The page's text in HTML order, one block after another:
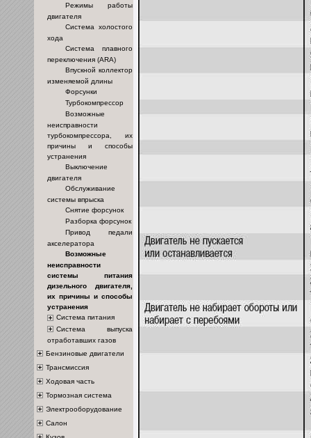
Режимы работы
двигателя
Система холостого
хода
Система плавного
переключения (ARA)
Впускной коллектор
изменяемой длины
Форсунки
Турбокомпрессор
Возможные
неисправности
турбокомпрессора, их
причины и способы
устранения
Выключение
двигателя
Обслуживание
системы впрыска
Снятие форсунок
Разборка форсунок
Привод педали
акселератора
Возможные
неисправности
системы питания
дизельного двигателя,
их причины и способы
устранения
Система питания
Система выпуска
отработавших газов
Бензиновые двигатели
Трансмиссия
Ходовая часть
Тормозная система
Электрооборудование
Салон